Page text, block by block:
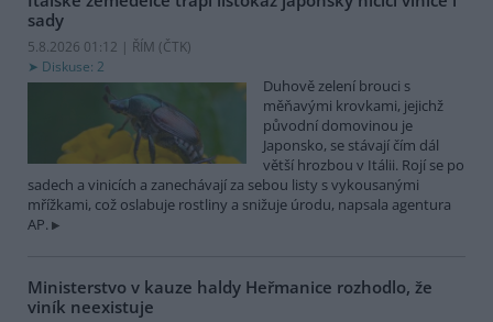
sady
5.8.2026 01:12 | ŘÍM (ČTK)
Diskuse: 2
Duhově zelení brouci s
měňavými krovkami, jejichž
původní domovinou je
Japonsko, se stávají čím dál
větší hrozbou v Itálii. Rojí se po
sadech a vinicích a zanechávají za sebou listy s vykousanými
mřížkami, což oslabuje rostliny a snižuje úrodu, napsala agentura
AP.
Ministerstvo v kauze haldy Heřmanice rozhodlo, že
viník neexistuje